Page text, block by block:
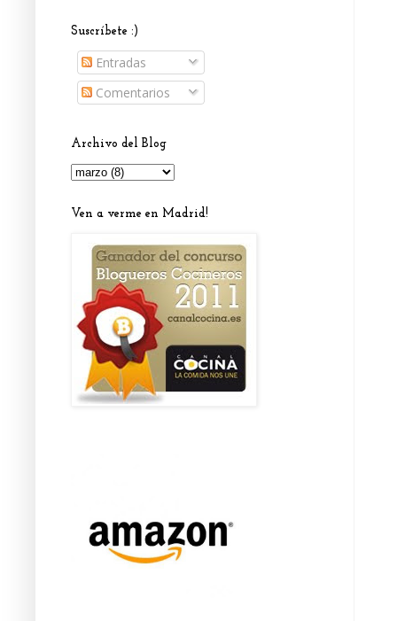
Suscríbete :)
Entradas
Comentarios
Archivo del Blog
Ven a verme en Madrid!